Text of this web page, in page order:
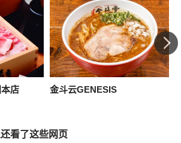
店 金斗云GENESIS
看了这些网页